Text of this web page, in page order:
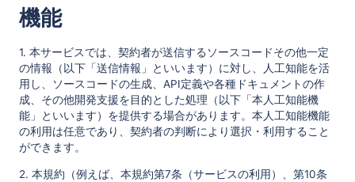
機能
1. 本サービスでは、契約者が送信するソースコードその他一定
の情報（以下「送信情報」といいます）に対し、人工知能を活
用し、ソースコードの生成、API定義や各種ドキュメントの作
成、その他開発支援を目的とした処理（以下「本人工知能機
能」といいます）を提供する場合があります。本人工知能機能
の利用は任意であり、契約者の判断により選択・利用すること
ができます。
2. 本規約（例えば、本規約第7条（サービスの利用）、第10条